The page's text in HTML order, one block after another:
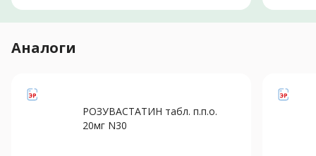
Аналоги
РОЗУВАСТАТИН табл. п.п.о.
20мг N30